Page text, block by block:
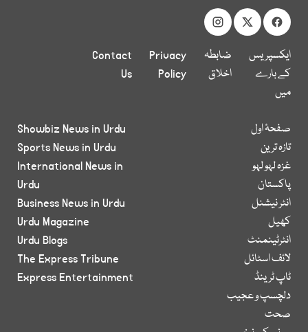
ایکسپریس
کے بارے
میں
ضابطہ
اخلاق
Privacy
Policy
Contact
Us
صفحۂ اول
تازہ ترین
غزہ لہو لہو
پاکستان
انٹر نیشنل
کھیل
انٹرٹینمنٹ
لائف اسٹائل
ٹاپ ٹرینڈ
دلچسپ و عجیب
صحت
Showbiz News in Urdu
Sports News in Urdu
International News in
Urdu
Business News in Urdu
Urdu Magazine
Urdu Blogs
The Express Tribune
Express Entertainment